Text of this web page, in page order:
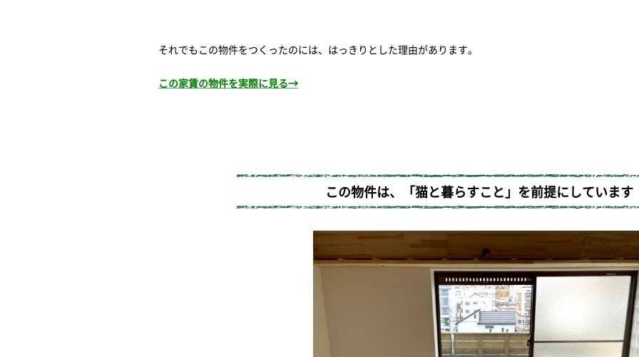
それでもこの物件をつくったのには、はっきりとした理由があります。
この家賃の物件を実際に見る→
この物件は、「猫と暮らすこと」を前提にしています